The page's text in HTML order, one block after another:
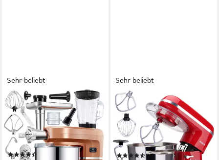
Sehr beliebt
KESSER
Küchenmaschine, Universal
Küchenmaschine K-KM 3000
mit Fleischwolf Knetmaschine
5,5L
Sehr beliebt
AREBOS
Küchenmaschine 6L
Edelstahl-Rührschüssel
1500 W
Leistung
6 Leistungsstufen
(312)